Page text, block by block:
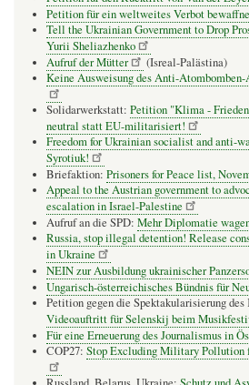
Petition für ein weltweites Verbot
Tell the Ukrainian Government to Drop
Yurii Sheliazhenko
Aufruf der Mütter
(Isreal-Palästina)
Keine Ausweisung des Anti-
Solidarwerkstatt: Petition "Klima -
neutral statt EU-militarisiert!
Freedom for Ukrainian socialist and anti-
Syrotiuk!
Briefaktion: Prisoners for Peace list,
Appeal to the Austrian government to
escalation in Israel-Palestine
Aufruf an die SPD: Mehr Diplomatie
Russia, stop illegal detention! Release
in Ukraine
NEIN zur Ausbildung ukrainischer
Ungarisch-österreichisches Bündnis für
Petition gegen die Spektakularisierung des
Videoauftritt für Selenskij beim
Für eine Erneuerung des Journalismus in
COP27: Stop Excluding Military Pollution